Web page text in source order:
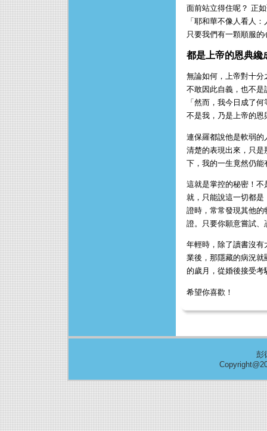
面前站立得住呢？ 正
「耶和華不像人看人
只要我們有一顆順服
都是上帝的恩典纔
無論如何，上帝對十
不敢因此自義，也不
「然而，我今日成了
不是我，乃是上帝的
連保羅都說他是軟弱
清楚的表現出來，只
下，我的一生竟然仍
這就是掌控的秘密！
就，只能說這一切都
證時，常常發現其他
證。只要你願意嘗試
年輕時，除了讀書沒
業後，那隱藏的病況
的歲月，從婚後接受
希望你喜歡！
彭